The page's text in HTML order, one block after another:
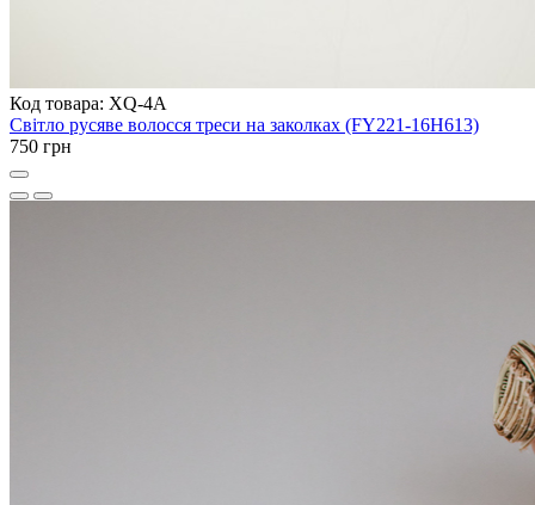
Код товара: XQ-4A
Світло русяве волосся треси на заколках (FY221-16H613)
750 грн